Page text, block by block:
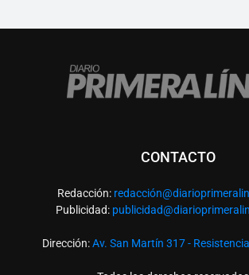
CONTACTO
Redacción: redacció
Publicidad:
Dirección:Av. San Martín 317 -